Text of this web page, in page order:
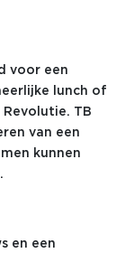
voor een
lunch of
TB
van een
kunnen
en een